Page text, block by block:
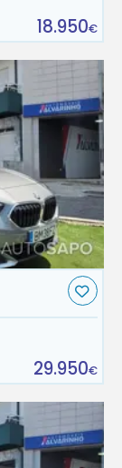
18.950€
29.950€